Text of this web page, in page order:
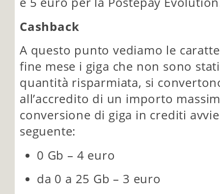
Cashback
A questo punto vediamo le
fine mese i giga che non sono
quantità risparmiata, si
all’accredito di un importo
conversione di giga in crediti
seguente:
0 Gb – 4 euro
da 0 a 25 Gb – 3 euro